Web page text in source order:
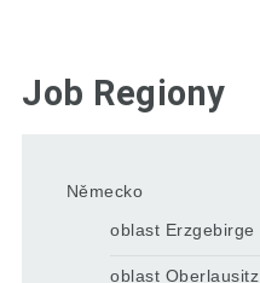
Job Regiony
Německo
oblast Erzgebirge
oblast Oberlausitz